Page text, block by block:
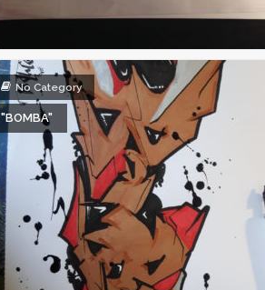
"BOMBA"
No Category